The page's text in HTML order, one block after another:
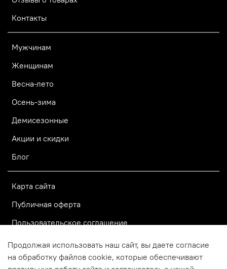
Контакты
Мужчинам
Женщинам
Весна-лето
Осень-зима
Демисезонные
Акции и скидки
Блог
Карта сайта
Публичная оферта
Пользовательское соглашение
Политика конфиденциальности
Продолжая использовать наш сайт, вы даете согласие
на обработку файлов cookie, которые обеспечивают